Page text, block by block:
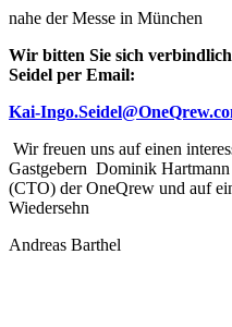
nahe der Messe in München
Wir bitten Sie sich
Seidel per Email:
Kai-
Wir freuen uns auf einen
Gastgebern Dominik
(CTO) der OneQrew und auf
Wiedersehn
Andreas Barthel